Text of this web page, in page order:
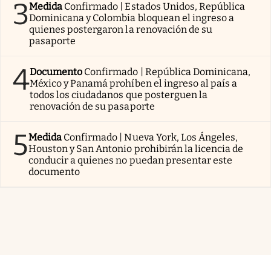
3Medida Confirmado | Estados Unidos, República
Dominicana y Colombia bloquean el ingreso a
quienes postergaron la renovación de su
pasaporte
4Documento Confirmado | República Dominicana,
México y Panamá prohíben el ingreso al país a
todos los ciudadanos que posterguen la
renovación de su pasaporte
5Medida Confirmado | Nueva York, Los Ángeles,
Houston y San Antonio prohibirán la licencia de
conducir a quienes no puedan presentar este
documento